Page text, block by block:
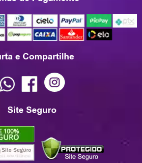
e Compartilhe
Site Seguro